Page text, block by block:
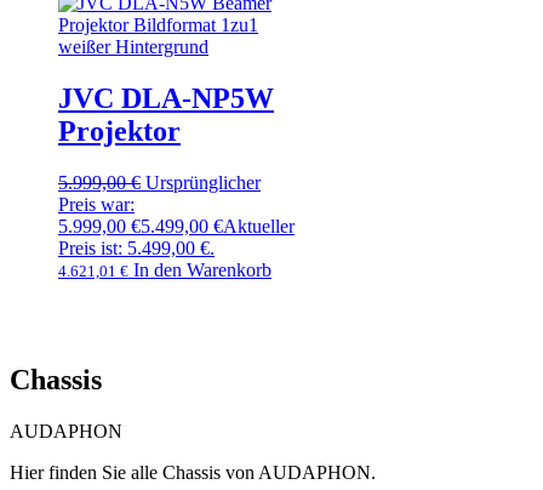
JVC DLA-NP5W
Projektor
5.999,00€ Ursprünglicher
Preis war:
5.999,00 €5.499,00 €Aktueller
Preis ist: 5.499,00 €.
4.621,01 € In den Warenkorb
Chassis
AUDAPHON
Hier finden Sie alle Chassis von AUDAPHON.